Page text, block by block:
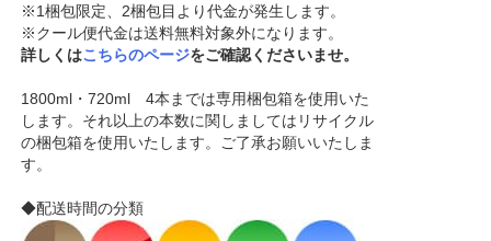
※1梱包限定、2梱包目より代金が発生します。
※クール便代金は送料無料対象外になります。
詳しくはこちらのページをご確認くださいませ。
1800ml・720ml 4本までは専用梱包箱を使用いた
します。それ以上の本数に関しましてはリサイクル
の梱包箱を使用いたします。ご了承お願いいたしま
す。
◆配送時間の分類